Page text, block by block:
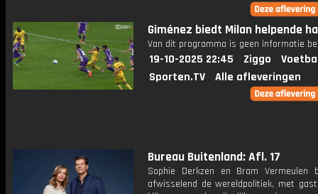
Giménez biedt Milan helpende
Van dit programma is geen informatie
19-10-2025 22:45 Ziggo
Sporten.TV
Alle afleveringen
Bureau Buitenland: Afl. 17
Sophie Derkzen en Bram Vermeulen
afwisselend de wereldpolitiek, met